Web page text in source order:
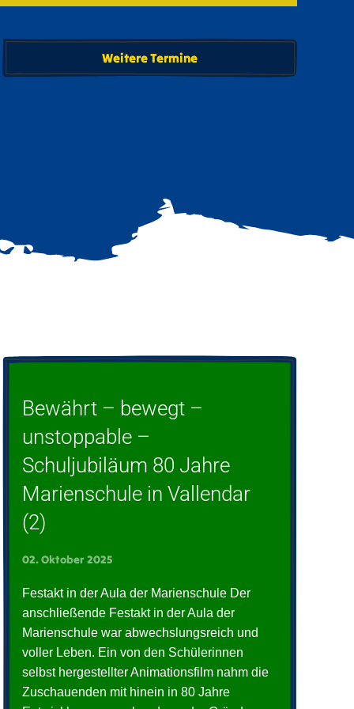
Weitere Termine
Bewährt – bewegt –
unstoppable –
Schuljubiläum 80 Jahre
Marienschule in Vallendar
(2)
02. Oktober 2025
Festakt in der Aula der Marienschule Der
anschließende Festakt in der Aula der
Marienschule war abwechslungsreich und
voller Leben. Ein von den Schülerinnen
selbst hergestellter Animationsfilm nahm die
Zuschauenden mit hinein in 80 Jahre